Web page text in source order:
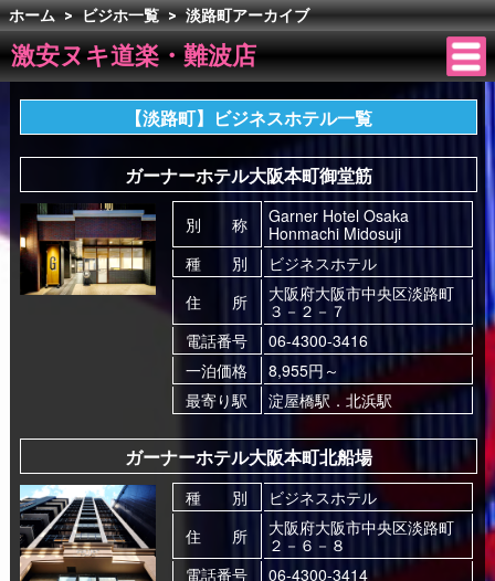
ホーム > ビジホ一覧 > 淡路町アーカイブ
激安ヌキ道楽・難波店
【淡路町】ビジネスホテル一覧
ガーナーホテル大阪本町御堂筋
別 称
Garner Hotel Osaka
Honmachi Midosuji
種 別
ビジネスホテル
住 所
大阪府大阪市中央区淡路町
３－２－７
電話番号
06-4300-3416
一泊価格
8,955円～
最寄り駅
淀屋橋駅．北浜駅
ガーナーホテル大阪本町北船場
種 別
ビジネスホテル
住 所
大阪府大阪市中央区淡路町
２－６－８
電話番号
06-4300-3414